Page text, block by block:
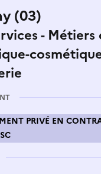
(03)
- Métiers
PRIVÉ EN